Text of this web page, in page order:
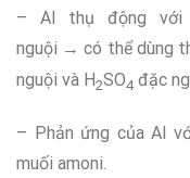
– Al thụ động với
nguội → có thể dùng
nguội và H2SO4 đặc
– Phản ứng của Al
muối amoni.